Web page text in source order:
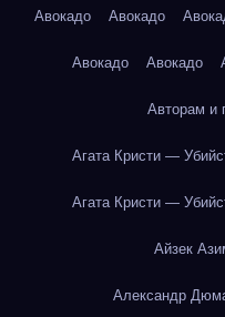
Авокадо Авокадо
Авокадо Авокадо
Авторам и
Агата Кристи —
Агата Кристи —
Айзек
Александр